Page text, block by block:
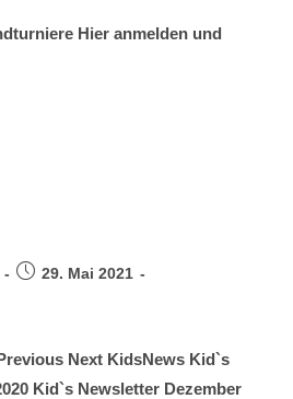
Hier anmelden und
29. Mai 2021
Next KidsNews Kid`s
Kid`s Newsletter Dezember